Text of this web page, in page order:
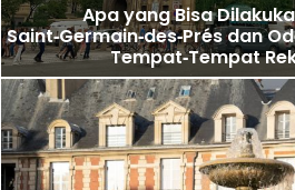
Apa yang Bisa
Saint‑Germain‑des‑Prés dan
Tempat‑Tempat